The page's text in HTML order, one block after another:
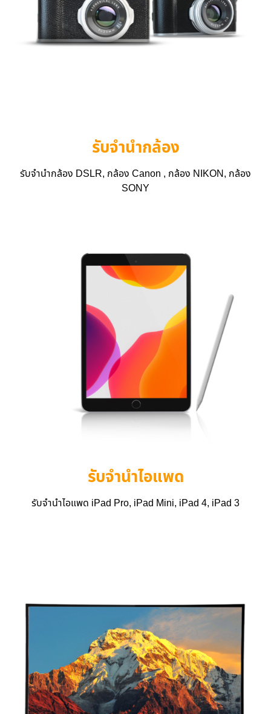
รับจำนำกล้อง
รับจำนำกล้อง DSLR, กล้อง Canon , กล้อง NIKON, กล้อง
SONY
รับจำนำไอแพด
รับจำนำไอแพด iPad Pro, iPad Mini, iPad 4, iPad 3